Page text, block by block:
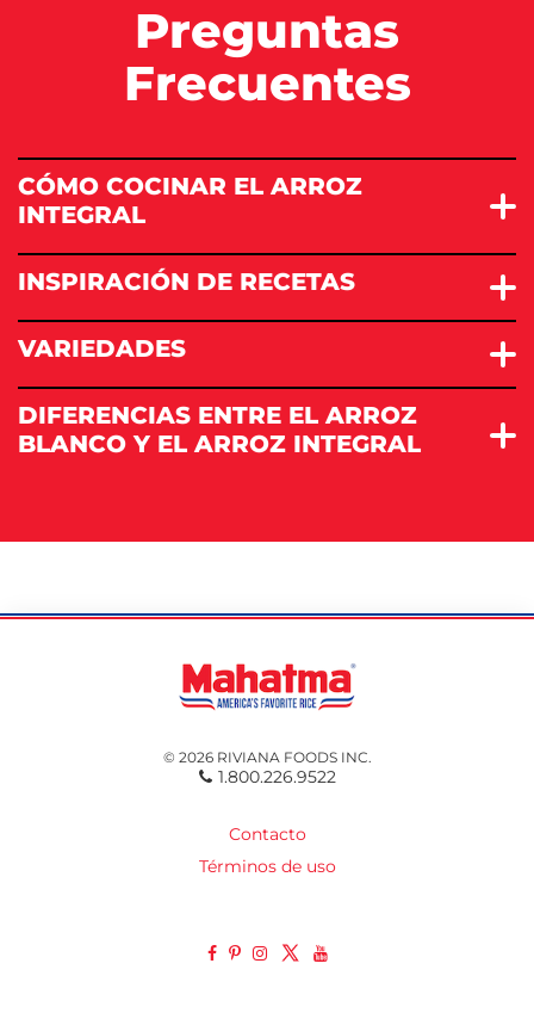
Preguntas
Frecuentes
CÓMO COCINAR EL ARROZ
INTEGRAL
INSPIRACIÓN DE RECETAS
VARIEDADES
DIFERENCIAS ENTRE EL ARROZ
BLANCO Y EL ARROZ INTEGRAL
© 2026 RIVIANA FOODS INC.
1.800.226.9522
Contacto
Términos de uso